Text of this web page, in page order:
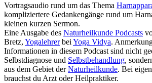
Vortragsaudio rund um das Thema
kompliziertere Gedankengänge rund um
kleinen kurzen Sermon.
Eine Ausgabe des Naturheilkunde Podcasts
Bretz, Yogalehrerbei Yoga Vidya.
Informationen in diesem Podcast sind nicht
Selbstdiagnose und Selbstbehandlung,
aus dem Gebiet derNaturheilkunde. Bei
brauchst du Arzt oder Heilpraktiker.